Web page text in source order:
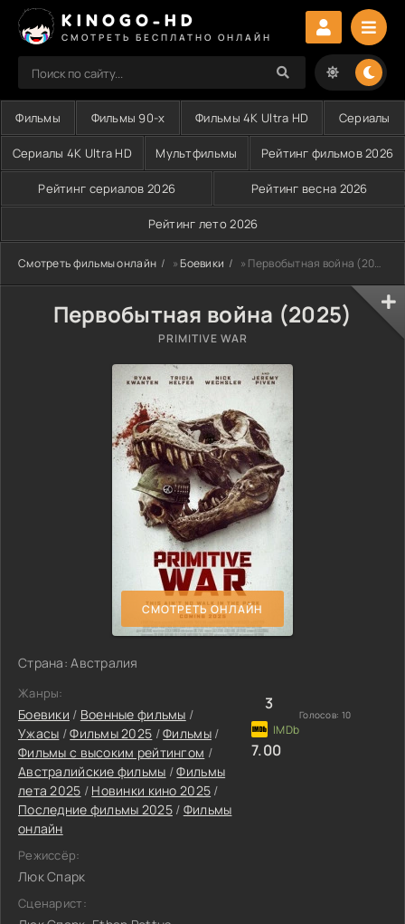
KINOGO-HD
СМОТРЕТЬ БЕСПЛАТНО ОНЛАЙН
Фильмы Фильмы 90-х Фильмы 4K Ultra HD Сериалы
Сериалы 4K Ultra HD Мультфильмы Рейтинг фильмов 2026
Рейтинг сериалов 2026 Рейтинг весна 2026
Рейтинг лето 2026
Смотреть фильмы онлайн »Боевики » Первобытная война (2025)
Первобытная война (2025)
PRIMITIVE WAR
СМОТРЕТЬ ОНЛАЙН
Страна: Австралия
Жанры:
Боевики / Военные фильмы /
Ужасы /Фильмы 2025 /Фильмы/
Фильмы с высоким рейтингом /
Австралийские фильмы /Фильмы
лета 2025 / Новинки кино 2025 /
Последние фильмы 2025/ Фильмы
онлайн
Режиссёр:
Люк Спарк
Сценарист:
3
Голосов: 10
7.00